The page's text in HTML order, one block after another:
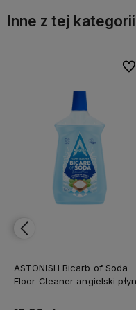
Inne z tej kategorii
ASTONISH Bicarb of Soda
Floor Cleaner angielski płyn
oczyszczoną Botanical
Do
Do